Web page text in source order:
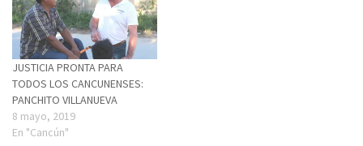
JUSTICIA PRONTA PARA
TODOS LOS CANCUNENSES:
PANCHITO VILLANUEVA
8 mayo, 2019
En "Cancún"